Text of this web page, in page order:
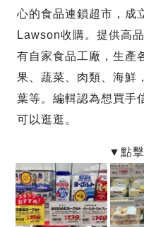
心的食品連鎖超市，成
Lawson收購。提供高
有自家食品工廠，生產
果、蔬菜、肉類、海鮮
葉等。編輯認為想買手
可以逛逛。